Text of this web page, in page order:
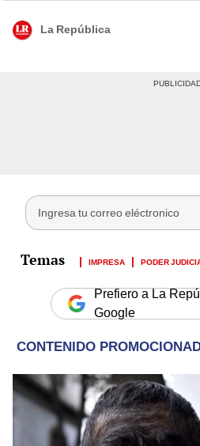
La República
IMPRESA PODER
Prefiero a La
Google